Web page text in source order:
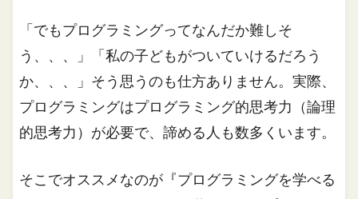
「でもプログラミングってなんだか難しそ
う、、、」「私の子どもがついていけるだろう
か、、、」そう思うのも仕方ありません。実際、
プログラミングはプログラミング的思考力（論理
的思考力）が必要で、諦める人も数多くいます。
そこでオススメなのが『プログラミングを学べる